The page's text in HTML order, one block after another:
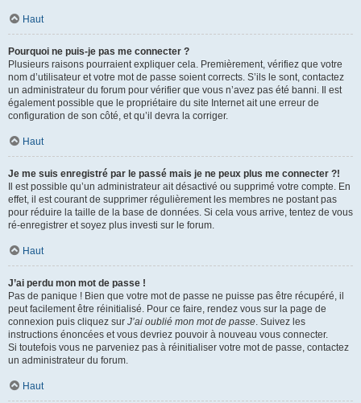
Haut
Pourquoi ne puis-je pas me connecter ?
Plusieurs raisons pourraient expliquer cela. Premièrement, vérifiez que votre
nom d’utilisateur et votre mot de passe soient corrects. S’ils le sont, contactez
un administrateur du forum pour vérifier que vous n’avez pas été banni. Il est
également possible que le propriétaire du site Internet ait une erreur de
configuration de son côté, et qu’il devra la corriger.
Haut
Je me suis enregistré par le passé mais je ne peux plus me connecter ?!
Il est possible qu’un administrateur ait désactivé ou supprimé votre compte. En
effet, il est courant de supprimer régulièrement les membres ne postant pas
pour réduire la taille de la base de données. Si cela vous arrive, tentez de vous
ré-enregistrer et soyez plus investi sur le forum.
Haut
J’ai perdu mon mot de passe !
Pas de panique ! Bien que votre mot de passe ne puisse pas être récupéré, il
peut facilement être réinitialisé. Pour ce faire, rendez vous sur la page de
connexion puis cliquez sur J’ai oublié mon mot de passe. Suivez les
instructions énoncées et vous devriez pouvoir à nouveau vous connecter.
Si toutefois vous ne parveniez pas à réinitialiser votre mot de passe, contactez
un administrateur du forum.
Haut